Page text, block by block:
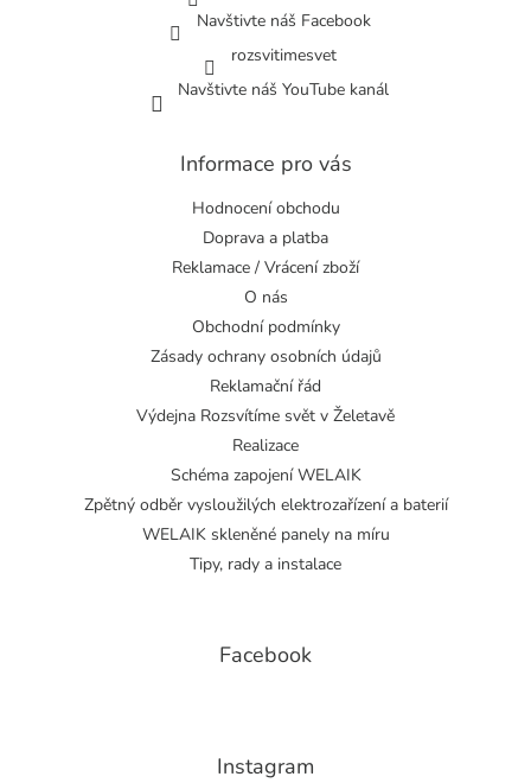
Navštivte náš Facebook
rozsvitimesvet
Navštivte náš YouTube kanál
Informace pro vás
Hodnocení obchodu
Doprava a platba
Reklamace / Vrácení zboží
O nás
Obchodní podmínky
Zásady ochrany osobních údajů
Reklamační řád
Výdejna Rozsvítíme svět v Želetavě
Realizace
Schéma zapojení WELAIK
Zpětný odběr vysloužilých elektrozařízení a baterií
WELAIK skleněné panely na míru
Tipy, rady a instalace
Facebook
Instagram